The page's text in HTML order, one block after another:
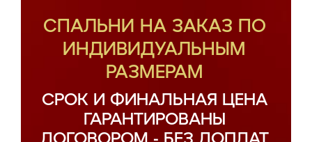
СПАЛЬНИ НА ЗАКАЗ ПО
ИНДИВИДУАЛЬНЫМ
РАЗМЕРАМ
СРОК И ФИНАЛЬНАЯ ЦЕНА
ГАРАНТИРОВАНЫ